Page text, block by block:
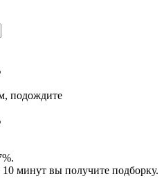
подождите
минут вы получите подборку.